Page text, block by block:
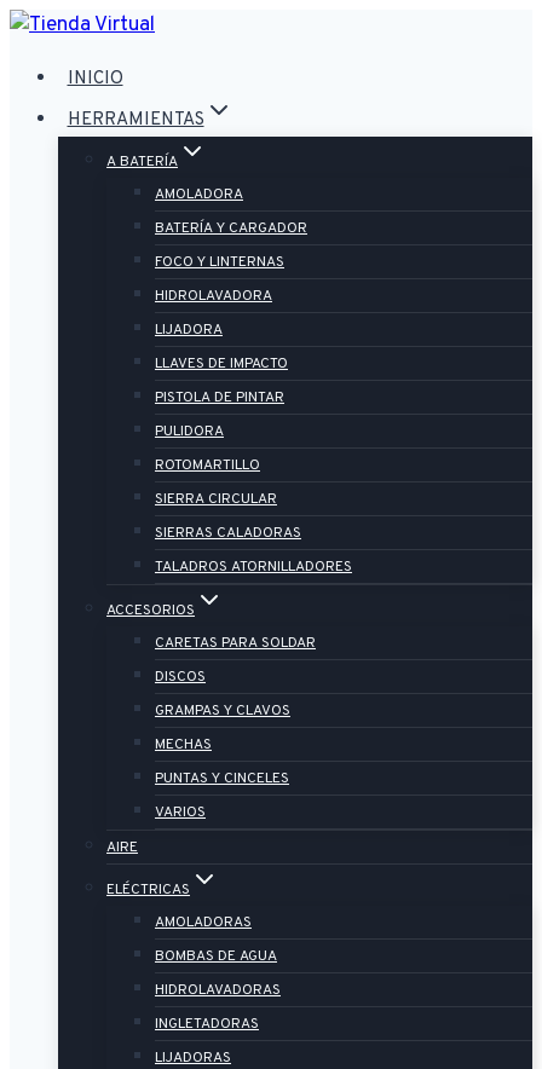
Saltar
contenido
INICIO
HERRAMIENTAS
A BATERÍA
AMOLADORA
BATERÍA Y CARGADOR
FOCO Y LINTERNAS
HIDROLAVADORA
LIJADORA
LLAVES DE IMPACTO
PISTOLA DE PINTAR
PULIDORA
ROTOMARTILLO
SIERRA CIRCULAR
SIERRAS CALADORAS
TALADROS ATORNILLADORES
ACCESORIOS
CARETAS PARA SOLDAR
DISCOS
GRAMPAS Y CLAVOS
MECHAS
PUNTAS Y CINCELES
VARIOS
AIRE
ELÉCTRICAS
AMOLADORAS
BOMBAS DE AGUA
HIDROLAVADORAS
INGLETADORAS
LIJADORAS